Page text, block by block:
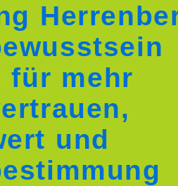
für mehr
und